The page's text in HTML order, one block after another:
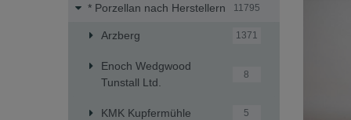
* Porzellan nach Herstellern 11795
Arzberg 1371
Enoch Wedgwood
Tunstall Ltd.
8
KMK Kupfermühle 5